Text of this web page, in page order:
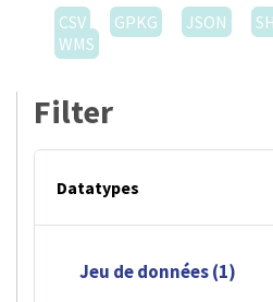
CSV
GPKG JSON
WMS
Filter
Datatypes
Jeu de données (1)